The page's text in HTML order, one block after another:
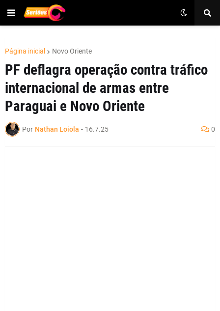
Página inicial Novo Oriente
PF deflagra operação contra tráfico
internacional de armas entre
Paraguai e Novo Oriente
Por Nathan Loiola - 16.7.25 0